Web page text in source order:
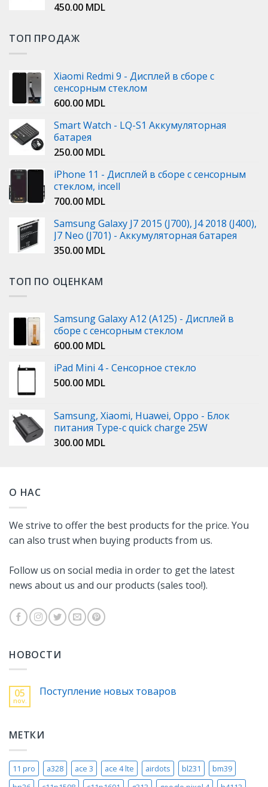
450.00 MDL
ТОП ПРОДАЖ
Xiaomi Redmi 9 - Дисплей в сборе с
сенсорным стеклом
600.00 MDL
Smart Watch - LQ-S1 Аккумуляторная
батарея
250.00 MDL
iPhone 11 - Дисплей в сборе с сенсорным
стеклом, incell
700.00 MDL
Samsung Galaxy J7 2015 (J700), J4 2018 (J400),
J7 Neo (J701) - Аккумуляторная батарея
350.00 MDL
ТОП ПО ОЦЕНКАМ
Samsung Galaxy A12 (A125) - Дисплей в
сборе с сенсорным стеклом
600.00 MDL
iPad Mini 4 - Сенсорное стекло
500.00 MDL
Samsung, Xiaomi, Huawei, Oppo - Блок
питания Type-c quick charge 25W
300.00 MDL
О НАС
We strive to offer the best products for the price. You
can also trust when buying products from us.
Follow us on social media in order to get the latest
news about us and our products (sales too!).
НОВОСТИ
05
nov.
Поступление новых товаров
МЕТКИ
11 pro a328 ace 3 ace 4 lte airdots bl231
bm39